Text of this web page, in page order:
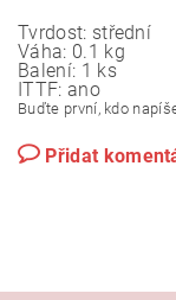
Tvrdost: střední
Váha: 0.1 kg
Balení: 1 ks
ITTF: ano
Buďte první, kdo
Přidat